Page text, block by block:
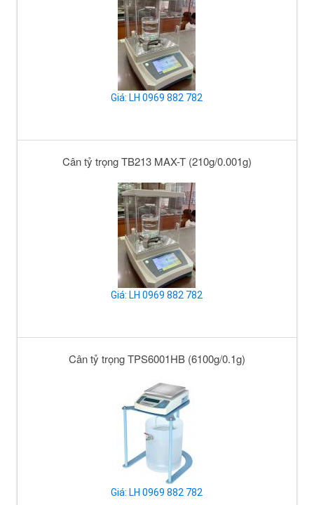
Giá: LH 0969 882 782
Cân tỷ trọng TB213 MAX-T (210g/0.001g)
Giá: LH 0969 882 782
Cân tỷ trọng TPS6001HB (6100g/0.1g)
Giá: LH 0969 882 782